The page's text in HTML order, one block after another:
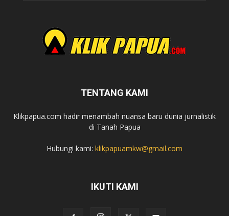
TENTANG KAMI
Klikpapua.com hadir menambah nuansa baru dunia jurnalistik
di Tanah Papua
Hubungi kami: klikpapuamkw@gmail.com
IKUTI KAMI